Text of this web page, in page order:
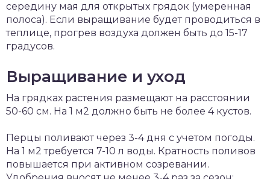
середину мая для открытых грядок (умеренная
полоса). Если выращивание будет проводиться в
теплице, прогрев воздуха должен быть до 15-17
градусов.
Выращивание и уход
На грядках растения размещают на расстоянии
50-60 см. На 1 м2 должно быть не более 4 кустов.
Перцы поливают через 3-4 дня с учетом погоды.
На 1 м2 требуется 7-10 л воды. Кратность поливов
повышается при активном созревании.